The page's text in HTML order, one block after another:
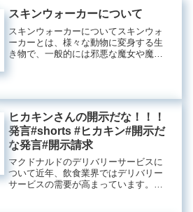
スキンウォーカーについて
スキンウォーカーについてスキンウォ
ーカーとは、様々な動物に変身する生
き物で、一般的には邪悪な魔女や魔術
を持っている場合、スキンウォーカー
ヒカキンさんの開示だな！！！
発言#shorts #ヒカキン#開示だ
な発言#開示請求
マクドナルドのデリバリーサービスに
ついて近年、飲食業界ではデリバリー
サービスの需要が高まっています。特